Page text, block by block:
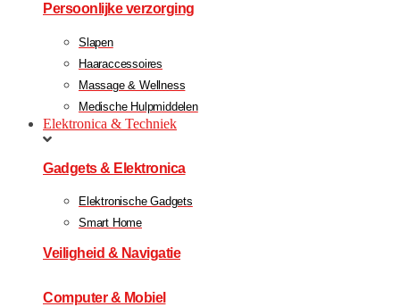
Persoonlijke verzorging
Slapen
Haaraccessoires
Massage & Wellness
Medische Hulpmiddelen
Elektronica & Techniek
Gadgets & Elektronica
Elektronische Gadgets
Smart Home
Veiligheid & Navigatie
Computer & Mobiel